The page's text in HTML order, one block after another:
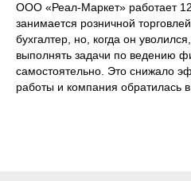
ООО «Реал-Маркет» работает 12
занимается розничной
бухгалтер, но, когда он
выполнять задачи по ведению
самостоятельно. Это снижало
работы и компания обратилась в